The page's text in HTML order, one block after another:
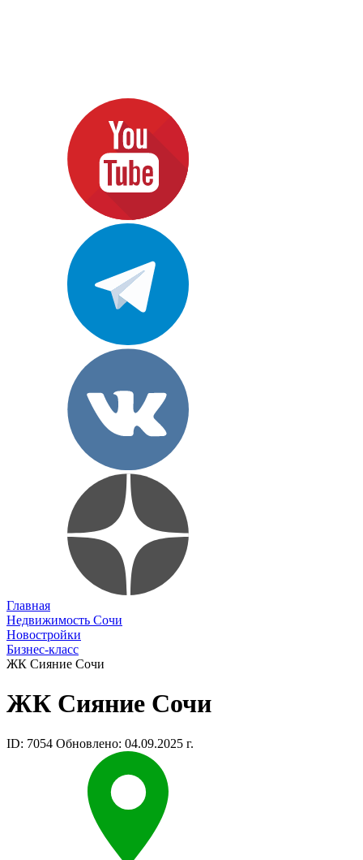
Главная
Недвижимость Сочи
Новостройки
Бизнес-класс
ЖК Сияние Сочи
ЖК Сияние Сочи
ID: 7054 Обновлено: 04.09.2025 г.